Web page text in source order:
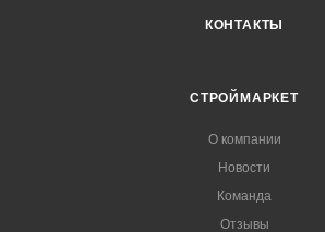
КОНТАКТЫ
СТРОЙМАРКЕТ
О компании
Новости
Команда
Отзывы